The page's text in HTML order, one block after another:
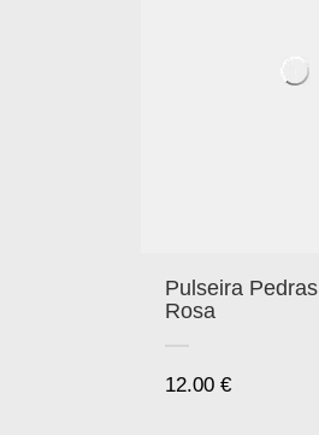
Pulseira
Rosa
12.00 €